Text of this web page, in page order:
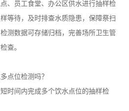
、员工食堂、办公区供水进行抽样检
等待，及时排查水质隐患，保障祭扫
测数据可存储归档，完善场所卫生管
查。
点位检测吗？
时间内完成多个饮水点位的抽样检